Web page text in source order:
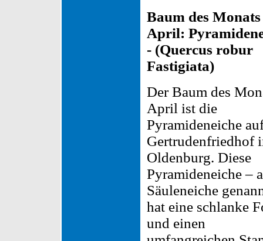
Baum des Monats
April:
- (Quercus robur
Fastigiata)
Der Baum des
April ist die
Pyramideneiche
Gertrudenfriedhof
Oldenburg. Diese
Pyramideneiche –
Säuleneiche
hat eine schlanke
und einen